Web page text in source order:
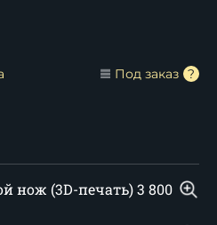
Под заказ
нож (3D-печать)3 800